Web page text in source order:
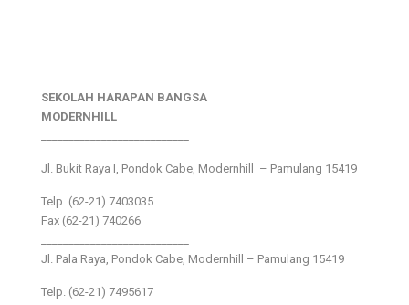
SEKOLAH HARAPAN BANGSA
MODERNHILL
Jl. Bukit Raya I, Pondok Cabe, Modernhill – Pamulang 15419
Telp. (62-21) 7403035
Fax (62-21) 740266
Jl. Pala Raya, Pondok Cabe, Modernhill – Pamulang 15419
Telp. (62-21) 7495617